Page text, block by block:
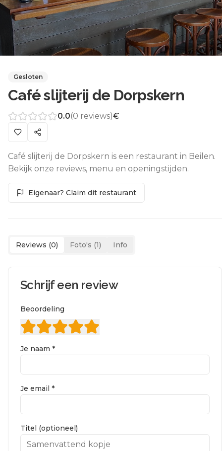
Gesloten
Café slijterij de Dorpskern
0.0(0 reviews)€
Café slijterij de Dorpskern is een restaurant in Beilen.
Bekijk onze reviews, menu en openingstijden.
Eigenaar? Claim dit restaurant
Reviews (0) Foto's (1) Info
Schrijf een review
Beoordeling
Je naam *
Je email *
Titel (optioneel)